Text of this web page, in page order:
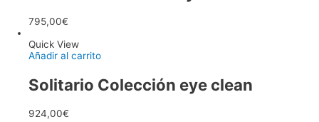
795,00€
Quick View
Añadir al carrito
Solitario Colección eye clean
924,00€